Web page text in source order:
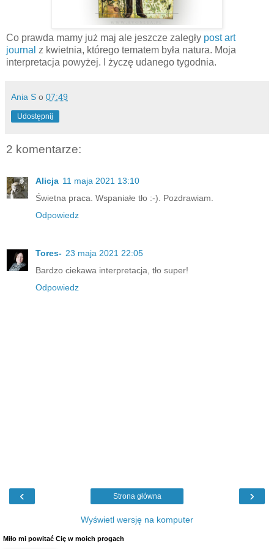
Co prawda mamy już maj ale jeszcze zaległy post art
journal z kwietnia, którego tematem była natura. Moja
interpretacja powyżej. I życzę udanego tygodnia.
Ania S o 07:49
Udostępnij
2 komentarze:
Alicja 11 maja 2021 13:10
Świetna praca. Wspaniałe tło :-). Pozdrawiam.
Odpowiedz
Tores- 23 maja 2021 22:05
Bardzo ciekawa interpretacja, tło super!
Odpowiedz
‹ ›
Strona główna
Wyświetl wersję na komputer
Miło mi powitać Cię w moich progach